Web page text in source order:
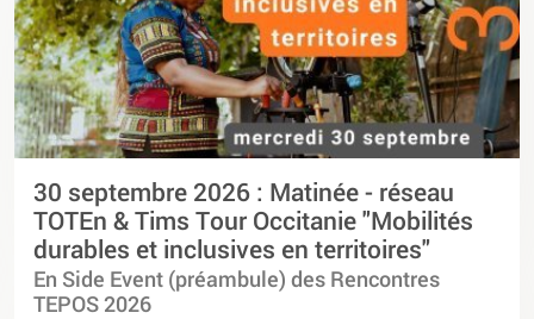
30 septembre 2026 : Matinée - réseau
TOTEn & Tims Tour Occitanie "Mobilités
durables et inclusives en territoires"
En Side Event (préambule) des Rencontres
TEPOS 2026